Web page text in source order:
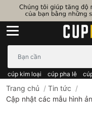
cúp kim loại cúp pha lê
Trang chủ / Tin tức /
Cập nhật các mẫu hình